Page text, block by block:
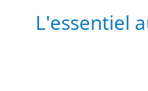
L'essentiel